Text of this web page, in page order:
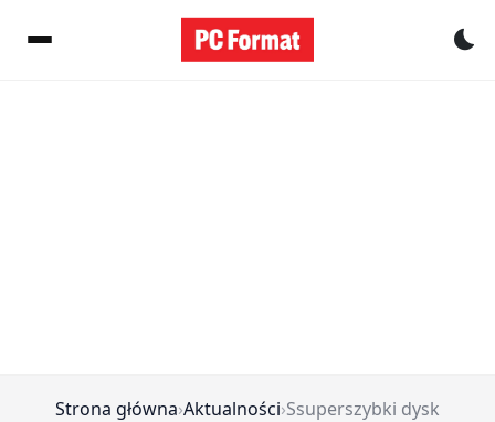
Strona główna›Aktualności›Ssuperszybki dysk